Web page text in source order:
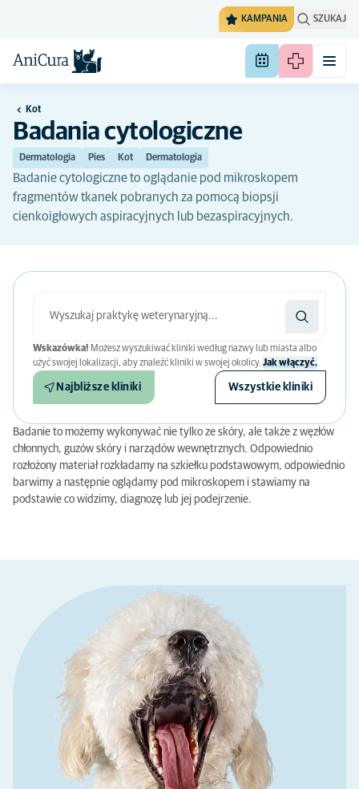
KAMPANIA SZUKAJ
Kot
Badania cytologiczne
Dermatologia Pies Kot Dermatologia
Badanie cytologiczne to oglądanie pod mikroskopem
fragmentów tkanek pobranych za pomocą biopsji
cienkoigłowych aspiracyjnych lub bezaspiracyjnych.
Wskazówka! Możesz wyszukiwać kliniki według nazwy lub miasta albo
użyć swojej lokalizacji, aby znaleźć kliniki w swojej okolicy. Jak włączyć.
Najbliższe kliniki Wszystkie kliniki
Badanie to możemy wykonywać nie tylko ze skóry, ale także z węzłów
chłonnych, guzów skóry i narządów wewnętrznych. Odpowiednio
rozłożony materiał rozkładamy na szkiełku podstawowym, odpowiednio
barwimy a następnie oglądamy pod mikroskopem i stawiamy na
podstawie co widzimy, diagnozę lub jej podejrzenie.